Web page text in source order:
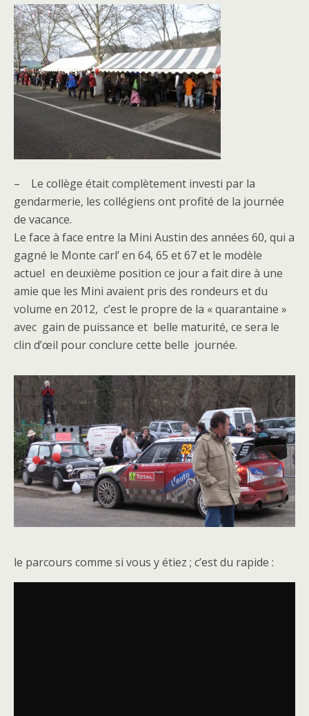
– Le collège était complètement investi par la
gendarmerie, les collégiens ont profité de la journée
de vacance.
Le face à face entre la Mini Austin des années 60, qui a
gagné le Monte carl’ en 64, 65 et 67 et le modèle
actuel en deuxième position ce jour a fait dire à une
amie que les Mini avaient pris des rondeurs et du
volume en 2012, c’est le propre de la « quarantaine »
avec gain de puissance et belle maturité, ce sera le
clin d’œil pour conclure cette belle journée.
le parcours comme si vous y étiez ; c’est du rapide :